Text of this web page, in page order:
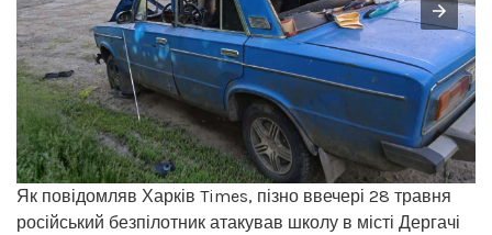
Як повідомляв Харків Times, пізно ввечері 28 травня
російський безпілотник атакував школу в місті Дергачі